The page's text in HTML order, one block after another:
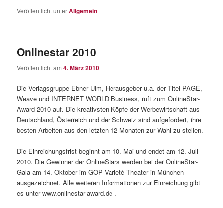
Veröffentlicht unterAllgemein
Onlinestar 2010
Veröffentlicht am4. März 2010
Die Verlagsgruppe Ebner Ulm, Herausgeber u.a. der Titel PAGE,
Weave und INTERNET WORLD Business, ruft zum OnlineStar-
Award 2010 auf. Die kreativsten Köpfe der Werbewirtschaft aus
Deutschland, Österreich und der Schweiz sind aufgefordert, ihre
besten Arbeiten aus den letzten 12 Monaten zur Wahl zu stellen.
Die Einreichungsfrist beginnt am 10. Mai und endet am 12. Juli
2010. Die Gewinner der OnlineStars werden bei der OnlineStar-
Gala am 14. Oktober im GOP Varieté Theater in München
ausgezeichnet. Alle weiteren Informationen zur Einreichung gibt
es unter www.onlinestar-award.de .